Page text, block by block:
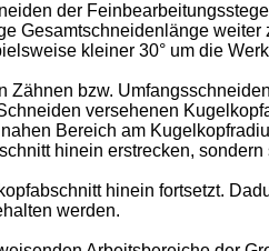
der
Gesamtschneidenlänge
kleiner 30° um die
bzw.
versehenen
Bereich am
hinein erstrecken, sondern
hinein fortsetzt.
werden.